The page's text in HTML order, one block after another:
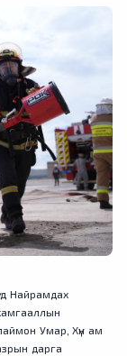
Найрамдах
Умар, Хүн ам
дарга